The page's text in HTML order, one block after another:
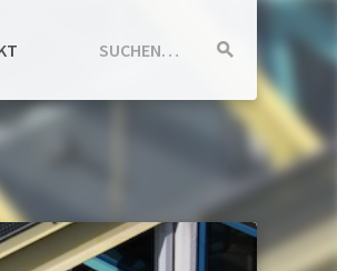
SUCHEN…
Suche
starten